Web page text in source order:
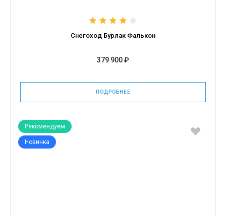
Снегоход Бурлак Фалькон
379 900 ₽
ПОДРОБНЕЕ
Рекомендуем
Новинка